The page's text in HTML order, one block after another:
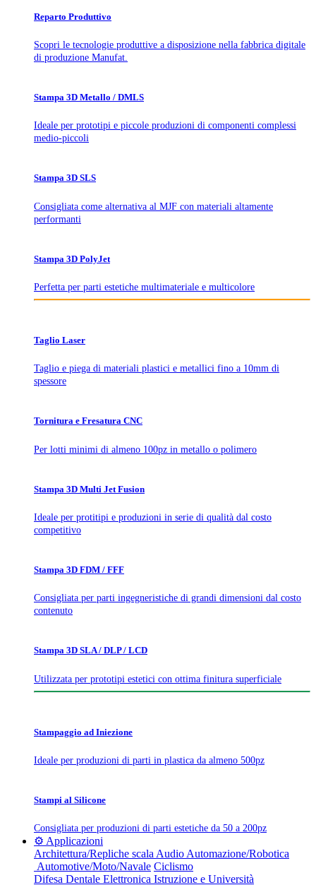
Reparto Produttivo
Scopri le tecnologie produttive a disposizione nella fabbrica digitale
di produzione Manufat.
Stampa 3D Metallo / DMLS
Ideale per prototipi e piccole produzioni di componenti complessi
medio-piccoli
Stampa 3D SLS
Consigliata come alternativa al MJF con materiali altamente
performanti
Stampa 3D PolyJet
Perfetta per parti estetiche multimateriale e multicolore
Taglio Laser
Taglio e piega di materiali plastici e metallici fino a 10mm di
spessore
Tornitura e Fresatura CNC
Per lotti minimi di almeno 100pz in metallo o polimero
Stampa 3D Multi Jet Fusion
Ideale per protitipi e produzioni in serie di qualità dal costo
competitivo
Stampa 3D FDM / FFF
Consigliata per parti ingegneristiche di grandi dimensioni dal costo
contenuto
Stampa 3D SLA / DLP / LCD
Utilizzata per prototipi estetici con ottima finitura superficiale
Stampaggio ad Iniezione
Ideale per produzioni di parti in plastica da almeno 500pz
Stampi al Silicone
Consigliata per produzioni di parti estetiche da 50 a 200pz
⚙️ Applicazioni
Architettura/Repliche scala Audio Automazione/Robotica
Automotive/Moto/Navale Ciclismo
Difesa Dentale Elettronica Istruzione e Università